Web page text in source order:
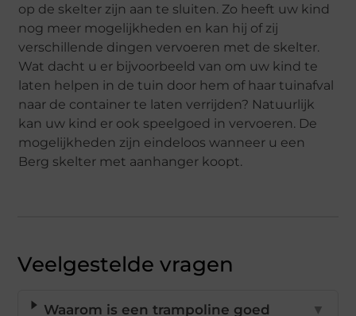
op de skelter zijn aan te sluiten. Zo heeft uw kind
nog meer mogelijkheden en kan hij of zij
verschillende dingen vervoeren met de skelter.
Wat dacht u er bijvoorbeeld van om uw kind te
laten helpen in de tuin door hem of haar tuinafval
naar de container te laten verrijden? Natuurlijk
kan uw kind er ook speelgoed in vervoeren. De
mogelijkheden zijn eindeloos wanneer u een
Berg skelter met aanhanger koopt.
Veelgestelde vragen
Waarom is een trampoline goed
▼